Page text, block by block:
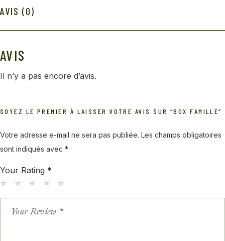
AVIS (0)
AVIS
Il n’y a pas encore d’avis.
SOYEZ LE PREMIER À LAISSER VOTRE AVIS SUR “BOX FAMILLE”
Votre adresse e-mail ne sera pas publiée. Les champs obligatoires
sont indiqués avec *
Your Rating *